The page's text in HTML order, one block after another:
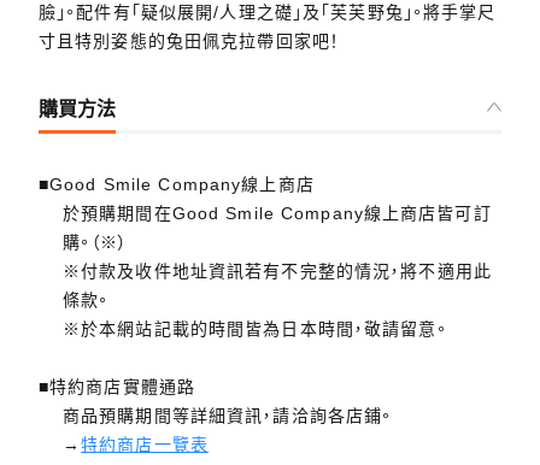
臉」。配件有「疑似展開/人理之礎」及「芙芙野兔」。將手掌尺
寸且特別姿態的兔田佩克拉帶回家吧！
購買方法
■Good Smile Company線上商店
於預購期間在Good Smile Company線上商店皆可訂
購。（※）
※付款及收件地址資訊若有不完整的情況，將不適用此
條款。
※於本網站記載的時間皆為日本時間，敬請留意。
■特約商店實體通路
商品預購期間等詳細資訊，請洽詢各店鋪。
→特約商店一覽表